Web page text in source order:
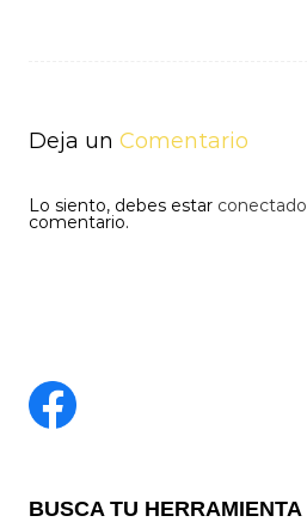
Deja un Comentario
Lo siento, debes estar conectado
comentario.
BUSCA TU HERRAMIENTA